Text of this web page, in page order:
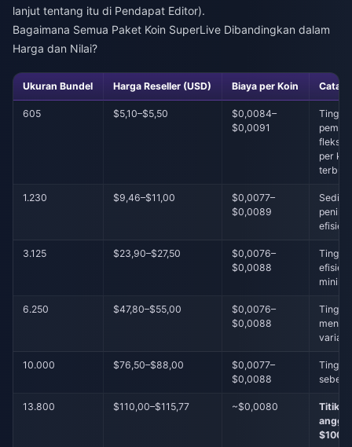
lanjut tentang itu di Pendapat Editor).
Bagaimana Semua Paket Koin SuperLive Dibandingkan dalam
Harga dan Nilai?
Ukuran Bundel Harga Reseller (USD) Biaya per Koin
605 $5,10–$5,50
$0,0084–
$0,0091
per
1.230 $9,46–$11,00
$0,0077–
$0,0089
Sedikit
3.125 $23,90–$27,50
$0,0076–
$0,0088
efisien
6.250 $47,80–$55,00
$0,0076–
$0,0088
10.000 $76,50–$88,00
$0,0077–
$0,0088
13.800 $110,00–$115,77 ~$0,0080
Titik
$100